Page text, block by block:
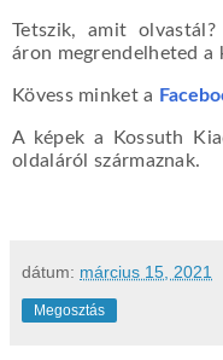
Tetszik, amit
áron megrendelheted a
Kövess minket a
A képek a Kossuth
oldaláról származnak.
dátum: március 15, 2021
Megosztás